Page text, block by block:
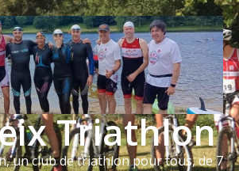
Triathlon
un club de triathlon pour tous, de 7